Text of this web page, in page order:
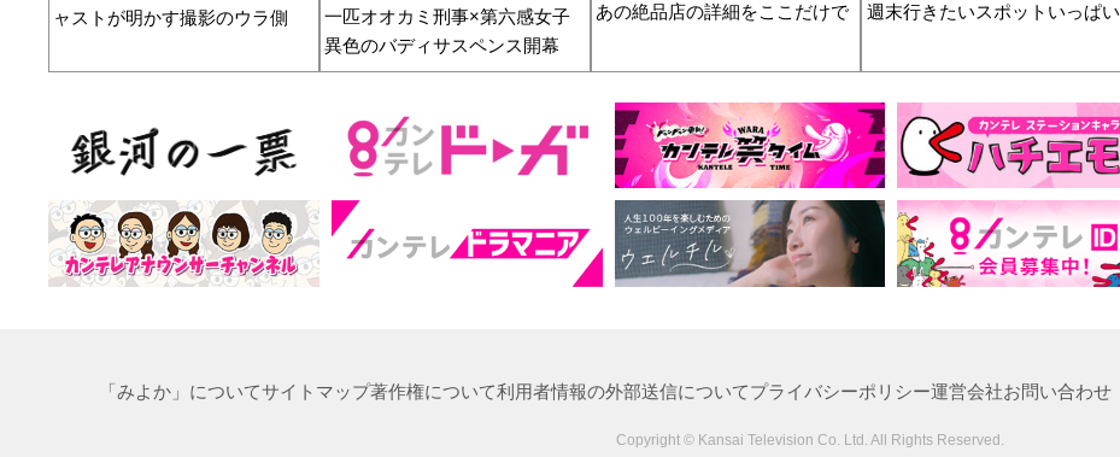
ャストが明かす撮影のウラ側
一匹オオカミ刑事×第六感女子
異色のバディサスペンス開幕
あの絶品店の詳細をここだけで
週末行きたいスポットいっぱい
「みよか」についてサイトマップ著作権について利用者情報の外部送信についてプライバシーポリシー運営会社お問い合わせ
Copyright © Kansai Television Co. Ltd. All Rights Reserved.